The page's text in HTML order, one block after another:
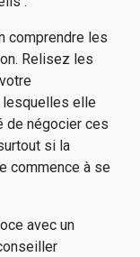
comprendre les
Relisez les
elle
de négocier ces
si la
commence à se
avec un